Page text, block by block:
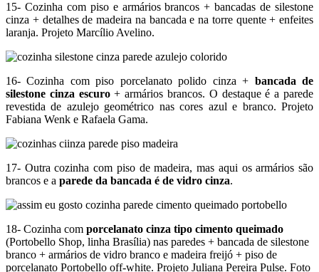
15- Cozinha com piso e armários brancos + bancadas de silestone
cinza + detalhes de madeira na bancada e na torre quente + enfeites
laranja. Projeto Marcílio Avelino.
16- Cozinha com piso porcelanato polido cinza + bancada de
silestone cinza escuro+ armários brancos. O destaque é a parede
revestida de azulejo geométrico nas cores azul e branco. Projeto
Fabiana Wenk e Rafaela Gama.
17- Outra cozinha com piso de madeira, mas aqui os armários são
brancos e a parede da bancada é de vidro cinza.
18- Cozinha com porcelanato cinza tipo cimento queimado
(Portobello Shop, linha Brasília) nas paredes + bancada de silestone
branco + armários de vidro branco e madeira freijó + piso de
porcelanato Portobello off-white. Projeto Juliana Pereira Pulse. Foto